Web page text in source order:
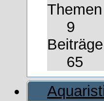
Themen
9
Beiträge
65